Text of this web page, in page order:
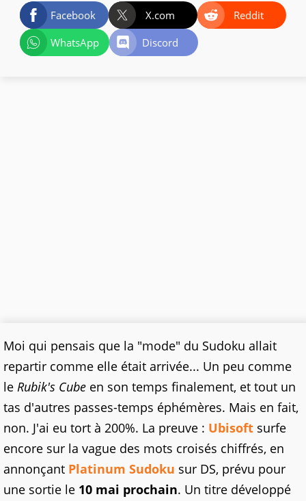
Facebook X.com
Reddit
WhatsApp
Discord
Moi qui pensais que la "mode" du Sudoku allait
repartir comme elle était arrivée... Un peu comme
le Rubik's Cube en son temps finalement, et tout un
tas d'autres passes-temps éphémères. Mais en fait,
non. J'ai eu tort à 200%. La preuve : Ubisoft surfe
encore sur la vague des mots croisés chiffrés, en
annonçant Platinum Sudoku sur DS, prévu pour
une sortie le 10 mai prochain. Un titre développé